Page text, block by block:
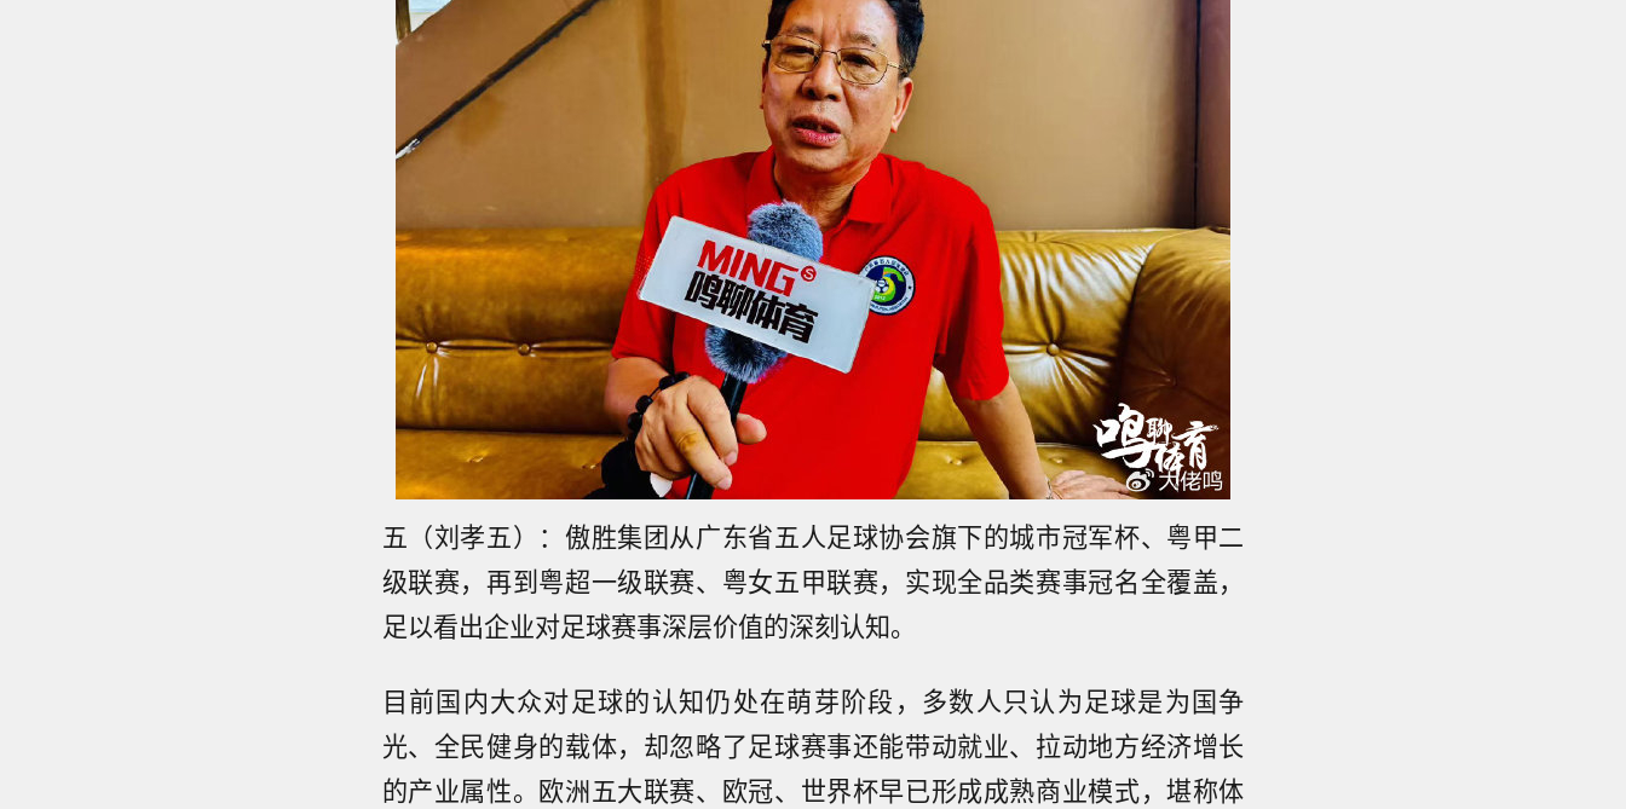
五（刘孝五）：傲胜集团从广东省五人足球协会旗下的城市冠军杯、粤甲二
级联赛，再到粤超一级联赛、粤女五甲联赛，实现全品类赛事冠名全覆盖，
足以看出企业对足球赛事深层价值的深刻认知。
目前国内大众对足球的认知仍处在萌芽阶段，多数人只认为足球是为国争
光、全民健身的载体，却忽略了足球赛事还能带动就业、拉动地方经济增长
的产业属性。欧洲五大联赛、欧冠、世界杯早已形成成熟商业模式，堪称体